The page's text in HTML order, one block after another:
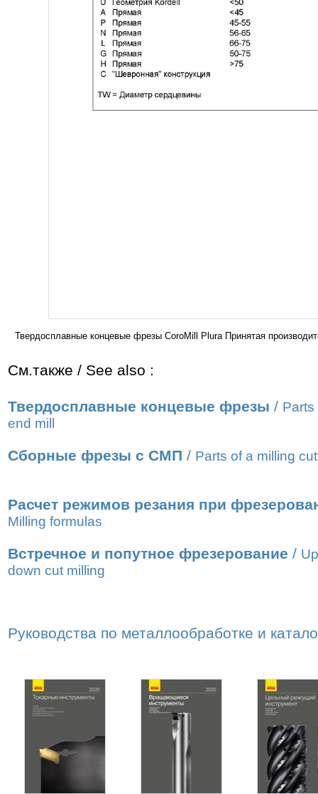
Твердосплавные концевые фрезы CoroMill Plura Принятая
См.также / See also :
Твердосплавные концевые фрезы / Parts
end mill
Сборные фрезы с СМП / Parts of a milling
Расчет режимов резания при
Milling formulas
Встречное и попутное фрезерование /
down cut milling
Руководства по металлообработке и